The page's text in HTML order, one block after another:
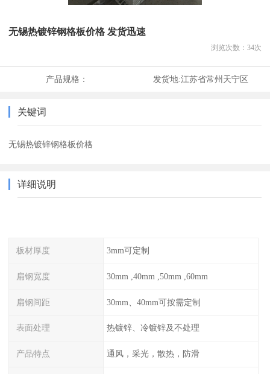
无锡热镀锌钢格板价格 发货迅速
浏览次数： 34次
产品规格： 发货地:江苏省常州天宁区
关键词
无锡热镀锌钢格板价格
详细说明
板材厚度 3mm可定制
扁钢宽度 30mm ,40mm ,50mm ,60mm
扁钢间距 30mm、40mm可按需定制
表面处理 热镀锌、冷镀锌及不处理
产品特点 通风，采光，散热，防滑